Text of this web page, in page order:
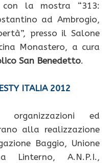
la mostra “313:
ad Ambrogio,
presso il Salone
Monastero, a cura
San Benedetto.
ITALIA 2012
ed
alla realizzazione
Baggio, Unione
Linterno, A.N.P.I.,